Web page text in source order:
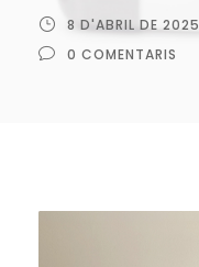
8 D'ABRIL DE 2025
0 COMENTARIS